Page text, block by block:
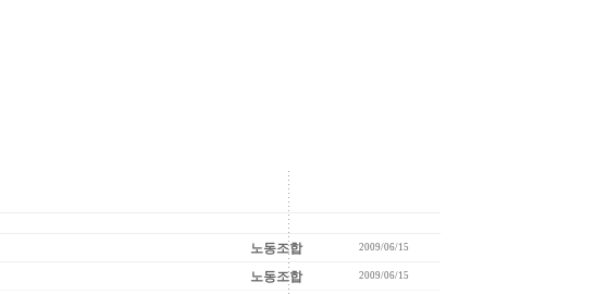
노동조합 2009/06/15
노동조합 2009/06/15